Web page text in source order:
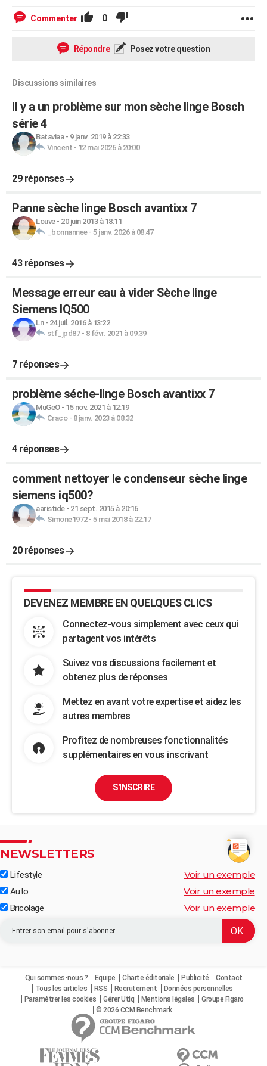
Commenter 0
Répondre Posez votre question
Discussions similaires
Il y a un problème sur mon sèche linge Bosch
série 4
Bataviaa- 9 janv. 2019 à 22:33
Vincent - 12 mai 2026 à 20:00
29 réponses
Panne sèche linge Bosch avantixx 7
Louve- 20 juin 2013 à 18:11
_bonnannee- 5 janv. 2026 à 08:47
43 réponses
Message erreur eau à vider Sèche linge
Siemens IQ500
Ln- 24 juil. 2016 à 13:22
stf_jpd87- 8 févr. 2021 à 09:39
7 réponses
problème séche-linge Bosch avantixx 7
MuGeO- 15 nov. 2021 à 12:19
Craco- 8 janv. 2023 à 08:32
4 réponses
comment nettoyer le condenseur sèche linge
siemens iq500?
aaristide- 21 sept. 2015 à 20:16
Simone1972- 5 mai 2018 à 22:17
20 réponses
DEVENEZ MEMBRE EN QUELQUES CLICS
Connectez-vous simplement avec ceux qui
partagent vos intérêts
Suivez vos discussions facilement et
obtenez plus de réponses
Mettez en avant votre expertise et aidez les
autres membres
Profitez de nombreuses fonctionnalités
supplémentaires en vous inscrivant
S'INSCRIRE
NEWSLETTERS
Lifestyle Voir un exemple
Auto Voir un exemple
Bricolage Voir un exemple
Qui sommes-nous ? Equipe Charte éditoriale Publicité
Contact
Tous les articles
RSS Recrutement
Données personnelles
Paramétrer les cookies
Gérer Utiq Mentions légales
Groupe Figaro
© 2026 CCM Benchmark